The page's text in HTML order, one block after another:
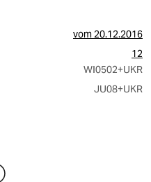
vom20.12.2016
12
WI0502+UKR
JU08+UKR